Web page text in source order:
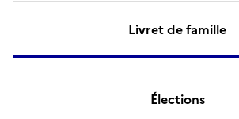
Livret de famille
Élections